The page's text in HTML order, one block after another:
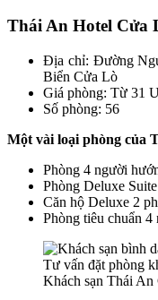
Thái An Hotel Cửa
Địa chỉ: Đường
Biển Cửa Lò
Giá phòng: Từ 31
Số phòng: 56
Một vài loại phòng của
Phòng 4 người
Phòng Deluxe
Căn hộ Deluxe 2
Phòng tiêu chuẩn
Khách sạn Thái